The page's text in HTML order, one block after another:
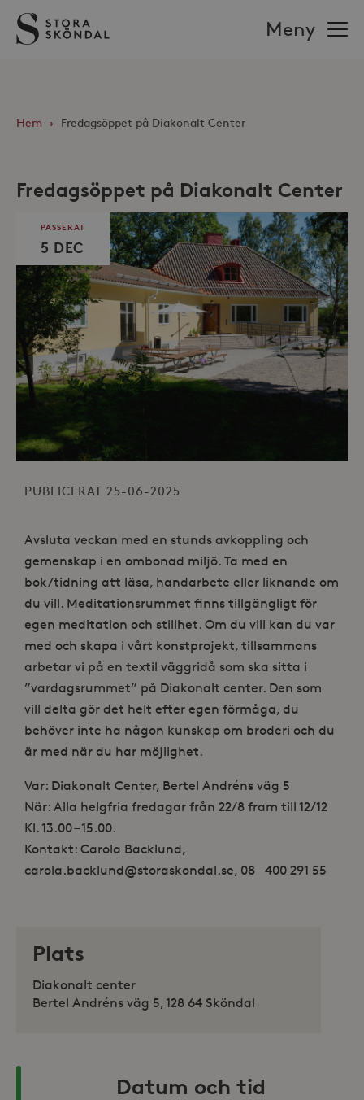
Stora
Sköndal
Meny
Hem › Fredagsöppet på Diakonalt Center
Fredagsöppet på Diakonalt Center
PASSERAT
5 DEC
PUBLICERAT 25-06-2025
Avsluta veckan med en stunds avkoppling och
gemenskap i en ombonad miljö. Ta med en
bok/tidning att läsa, handarbete eller liknande om
du vill. Meditationsrummet finns tillgängligt för
egen meditation och stillhet. Om du vill kan du var
med och skapa i vårt konstprojekt, tillsammans
arbetar vi på en textil väggridå som ska sitta i
”vardagsrummet” på Diakonalt center. Den som
vill delta gör det helt efter egen förmåga, du
behöver inte ha någon kunskap om broderi och du
är med när du har möjlighet.
Var: Diakonalt Center, Bertel Andréns väg 5
När: Alla helgfria fredagar från 22/8 fram till 12/12
Kl. 13.00 – 15.00.
Kontakt: Carola Backlund,
carola.backlund@storaskondal.se, 08 – 400 291 55
Plats
Diakonalt center
Bertel Andréns väg 5, 128 64 Sköndal
Datum och tid